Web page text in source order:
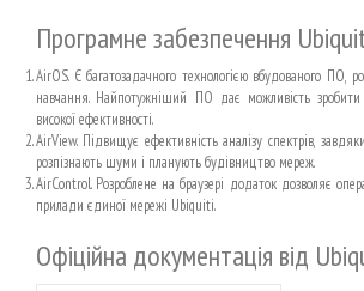
Програмне забезпечення
AirOS. Є багатозадачного технологією вбудованого ПО,
навчання. Найпотужніший ПО дає можливість
високої ефективності.
AirView. Підвищує ефективність аналізу спектрів,
розпізнають шуми і планують будівництво мереж.
AirControl. Розроблене на браузері додаток дозволяє
прилади єдиної мережі Ubiquiti.
Офіційна документація від